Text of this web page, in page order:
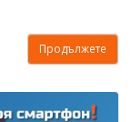
Продължете